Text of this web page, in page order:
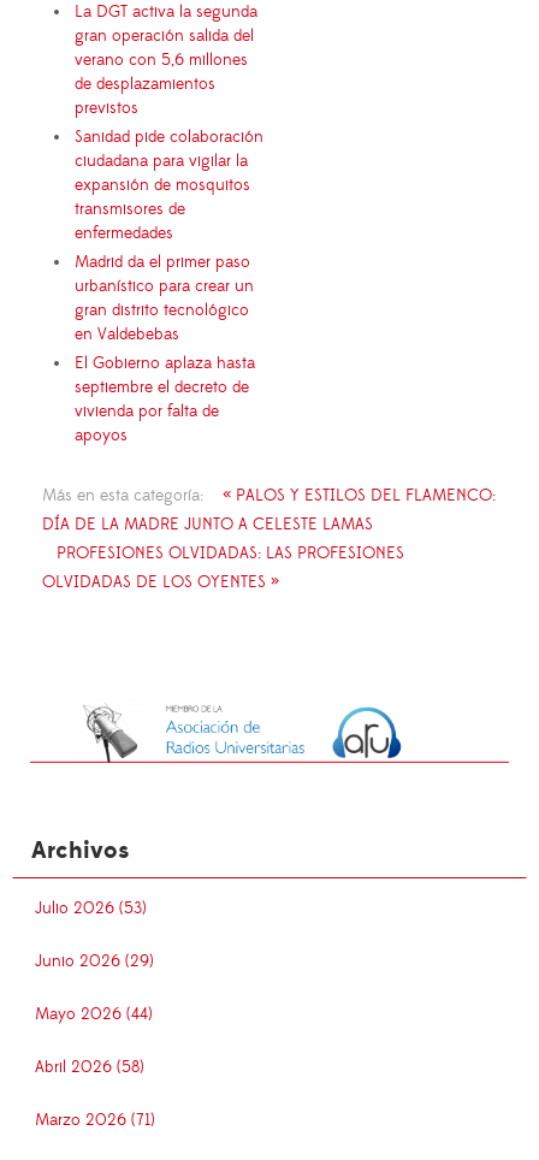
La DGT activa la segunda
gran operación salida del
verano con 5,6 millones
de desplazamientos
previstos
Sanidad pide colaboración
ciudadana para vigilar la
expansión de mosquitos
transmisores de
enfermedades
Madrid da el primer paso
urbanístico para crear un
gran distrito tecnológico
en Valdebebas
El Gobierno aplaza hasta
septiembre el decreto de
vivienda por falta de
apoyos
Más en esta categoría:
« PALOS Y ESTILOS DEL FLAMENCO:
DÍA DE LA MADRE JUNTO A CELESTE LAMAS
PROFESIONES OLVIDADAS: LAS PROFESIONES
OLVIDADAS DE LOS OYENTES »
Archivos
Julio 2026 (53)
Junio 2026 (29)
Mayo 2026 (44)
Abril 2026 (58)
Marzo 2026 (71)